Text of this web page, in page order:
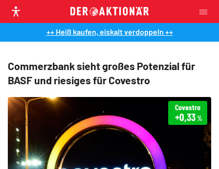
++ Heiß kaufen, eiskalt verdoppeln ++
Commerzbank sieht großes Potenzial für
BASF und riesiges für Covestro
Covestro
+0,33%